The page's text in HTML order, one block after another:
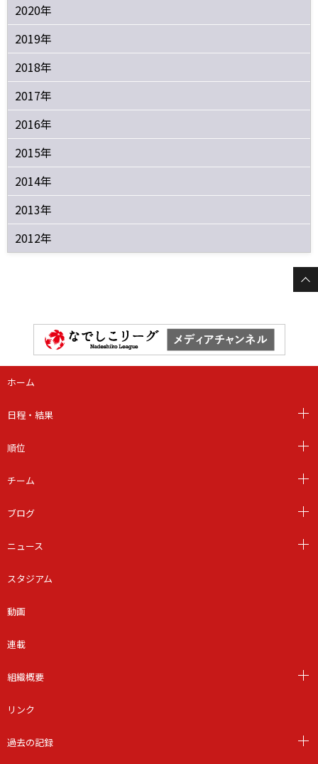
2020年
2019年
2018年
2017年
2016年
2015年
2014年
2013年
2012年
ホーム
日程・結果
順位
チーム
ブログ
ニュース
スタジアム
動画
連載
組織概要
リンク
過去の記録